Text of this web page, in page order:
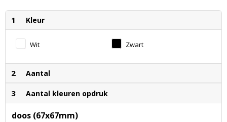
1 Kleur
Wit Zwart
2 Aantal
3 Aantal kleuren opdruk
doos (67x67mm)